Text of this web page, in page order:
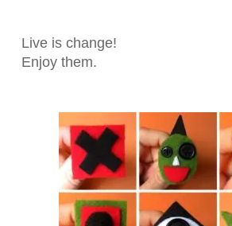
Live is change!
Enjoy them.